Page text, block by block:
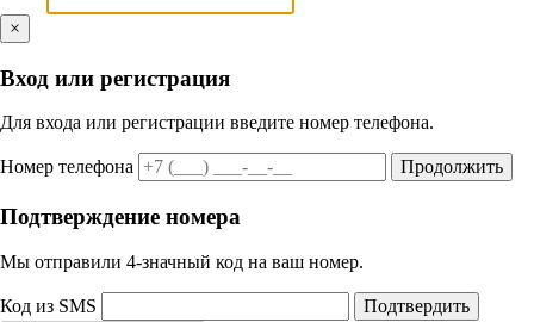
×
Вход или регистрация
Для входа или регистрации введите номер телефона.
Номер телефона Продолжить
Подтверждение номера
Мы отправили 4‑значный код на ваш номер.
Код из SMS Подтвердить